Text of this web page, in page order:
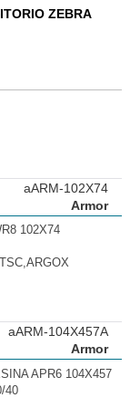
ZEBRA
Armor
aARM-102X74
102X74
Armor
aARM-104X457A
APR6 104X457
40